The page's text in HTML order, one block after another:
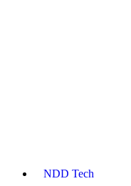
NDD Tech